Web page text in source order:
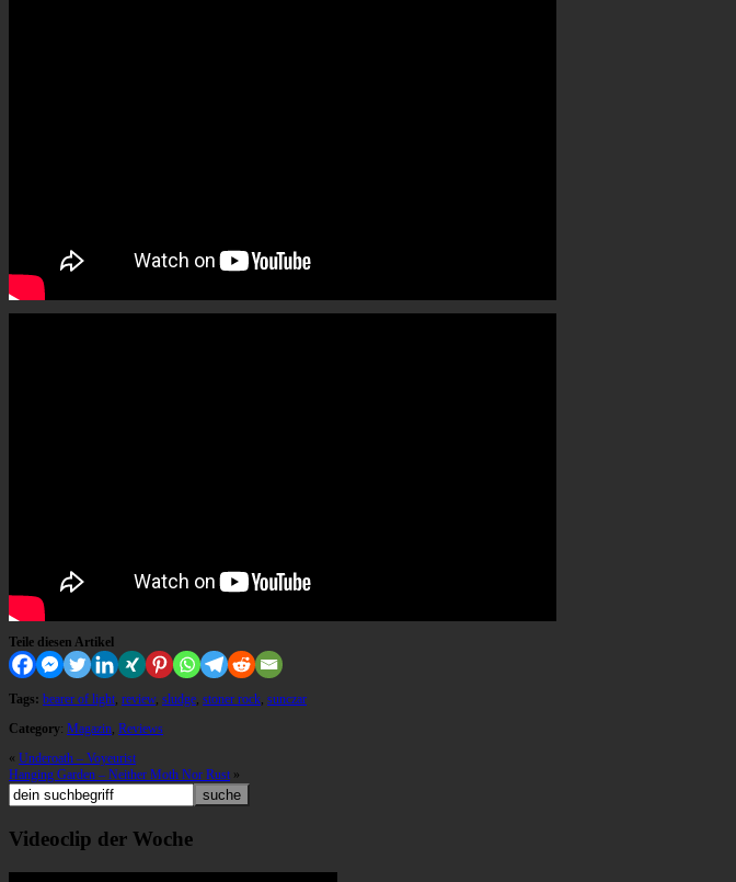
Teile diesen Artikel
Tags: bearer of light, review, sludge, stoner rock, sunczar
Category: Magazin, Reviews
« Underoath – Voyeurist
Hanging Garden – Neither Moth Nor Rust »
Videoclip der Woche